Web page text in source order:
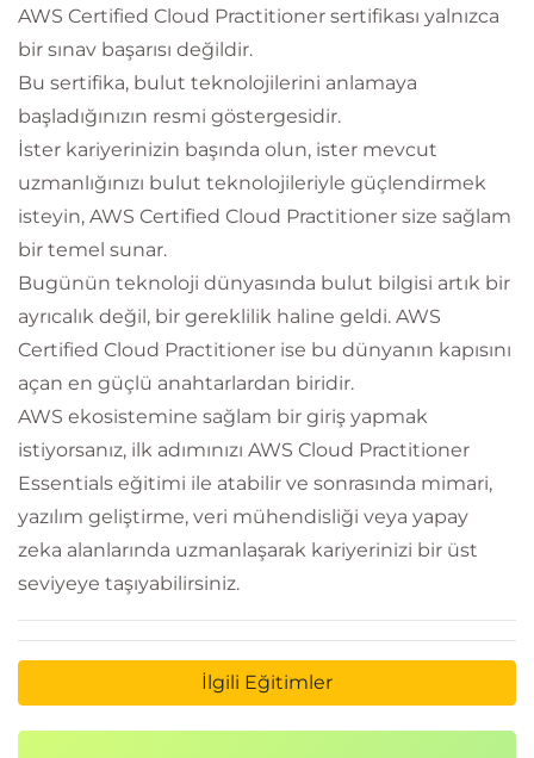
AWS Certified Cloud Practitioner sertifikası yalnızca
bir sınav başarısı değildir.
Bu sertifika, bulut teknolojilerini anlamaya
başladığınızın resmi göstergesidir.
İster kariyerinizin başında olun, ister mevcut
uzmanlığınızı bulut teknolojileriyle güçlendirmek
isteyin, AWS Certified Cloud Practitioner size sağlam
bir temel sunar.
Bugünün teknoloji dünyasında bulut bilgisi artık bir
ayrıcalık değil, bir gereklilik haline geldi. AWS
Certified Cloud Practitioner ise bu dünyanın kapısını
açan en güçlü anahtarlardan biridir.
AWS ekosistemine sağlam bir giriş yapmak
istiyorsanız, ilk adımınızı AWS Cloud Practitioner
Essentials eğitimi ile atabilir ve sonrasında mimari,
yazılım geliştirme, veri mühendisliği veya yapay
zeka alanlarında uzmanlaşarak kariyerinizi bir üst
seviyeye taşıyabilirsiniz.
İlgili Eğitimler